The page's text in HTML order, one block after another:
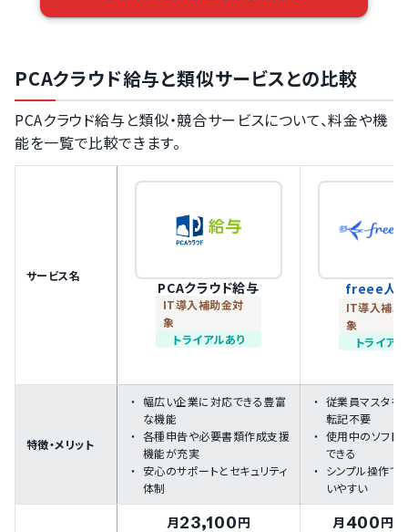
PCAクラウド給与と類似サービスとの比較
PCAクラウド給与と類似・競合サービスについて、料金や機
能を一覧で比較できます。
サービス名
PCAクラウド給与
IT導入補助金対
象
トライアルあり
freee人
IT導入補助
象
トライア
特徴・メリット
幅広い企業に対応できる豊富
な機能
各種申告や必要書類作成支援
機能が充実
安心のサポートとセキュリティ
体制
従業員マスタを
転記不要
使用中のソフト
できる
シンプル操作で
いやすい
月23,100円 月 400円